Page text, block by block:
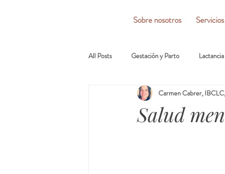
Sobre nosotros Servicios
All Posts Gestación y Parto Lactancia
Salud
Carmen Cabrer,